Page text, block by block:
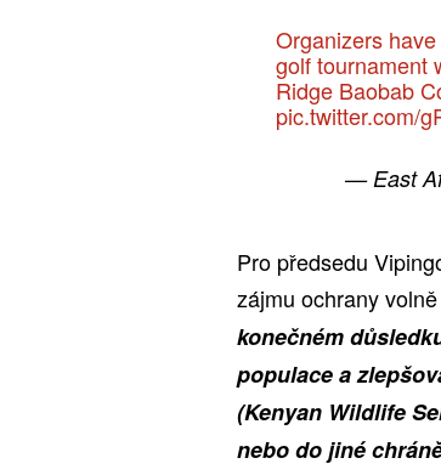
Organizers
golf tournament
Ridge Baobab
pic.twitter.com/
— East
Pro předsedu
zájmu ochrany
konečném
populace a
(Kenyan Wildlife
nebo do jiné